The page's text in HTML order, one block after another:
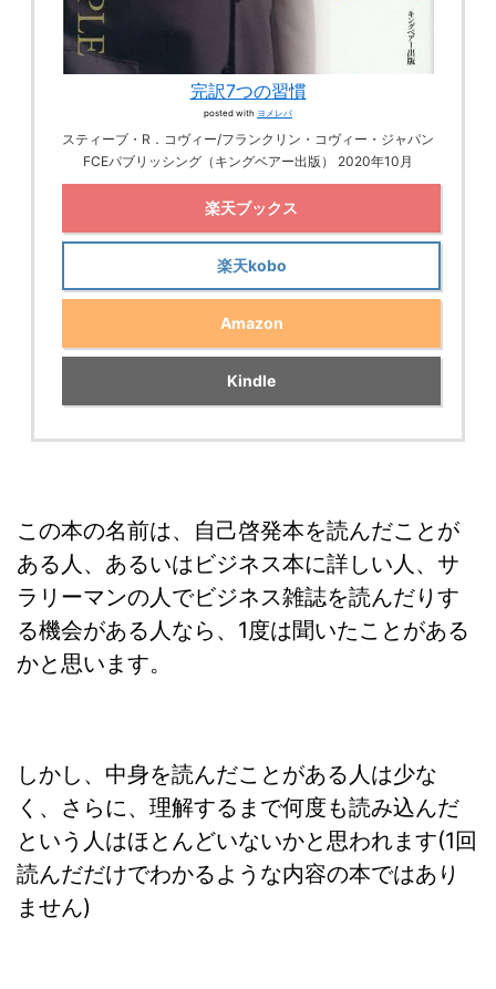
完訳7つの習慣
posted with ヨメレバ
スティーブ・R．コヴィー/フランクリン・コヴィー・ジャパン
FCEパブリッシング（キングベアー出版） 2020年10月
楽天ブックス
楽天kobo
Amazon
Kindle
この本の名前は、自己啓発本を読んだことが
ある人、あるいはビジネス本に詳しい人、サ
ラリーマンの人でビジネス雑誌を読んだりす
る機会がある人なら、1度は聞いたことがある
かと思います。
しかし、中身を読んだことがある人は少な
く、さらに、理解するまで何度も読み込んだ
という人はほとんどいないかと思われます(1回
読んだだけでわかるような内容の本ではあり
ません)